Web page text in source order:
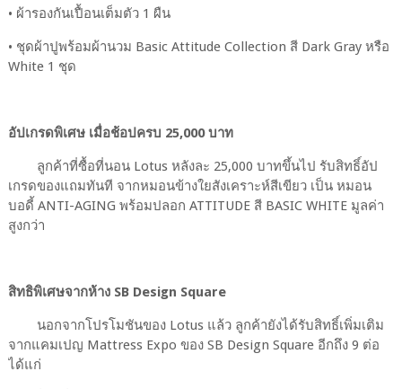
• ผ้ารองกันเปื้อนเต็มตัว 1 ผืน
• ชุดผ้าปูพร้อมผ้านวม Basic Attitude Collection สี Dark Gray หรือ
White 1 ชุด
อัปเกรดพิเศษ เมื่อช้อปครบ 25,000 บาท
ลูกค้าที่ซื้อที่นอน Lotus หลังละ 25,000 บาทขึ้นไป รับสิทธิ์อัป
เกรดของแถมทันที จากหมอนข้างใยสังเคราะห์สีเขียว เป็น หมอน
บอดี้ ANTI-AGING พร้อมปลอก ATTITUDE สี BASIC WHITE มูลค่า
สูงกว่า
สิทธิพิเศษจากห้าง SB Design Square
นอกจากโปรโมชันของ Lotus แล้ว ลูกค้ายังได้รับสิทธิ์เพิ่มเติม
จากแคมเปญ Mattress Expo ของ SB Design Square อีกถึง 9 ต่อ
ได้แก่